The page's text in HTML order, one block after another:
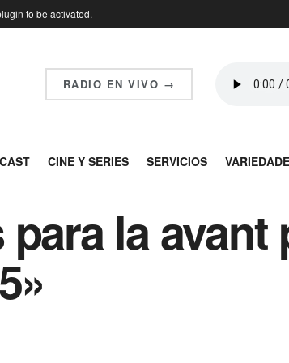
to be activated.
RADIO EN VIVO →
CINE Y SERIES SERVICIOS
la avant